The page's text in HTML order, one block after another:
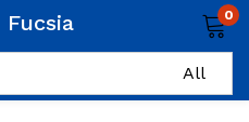
Fucsia 0